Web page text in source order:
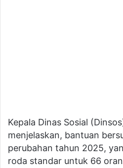
Kepala Dinas Sosial
menjelaskan, bantuan
perubahan tahun 2025,
roda standar untuk 66